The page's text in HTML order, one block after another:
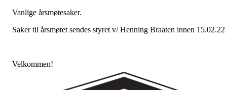
Vanlige årsmøtesaker.
Saker til årsmøtet sendes styret v/ Henning Braaten innen 15.02.22
Velkommen!